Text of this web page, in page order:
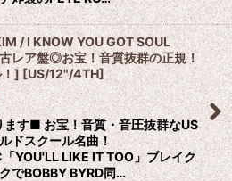
/ I KNOW YOU GOT SOUL
レア盤◎お宝！音質抜群の正規！
] [US/12"/4TH]
す■ お宝！音質・音圧抜群なUS
ドスクール名曲！
YOU'LL LIKE IT TOO」ブレイク
でBOBBY BYRD同…